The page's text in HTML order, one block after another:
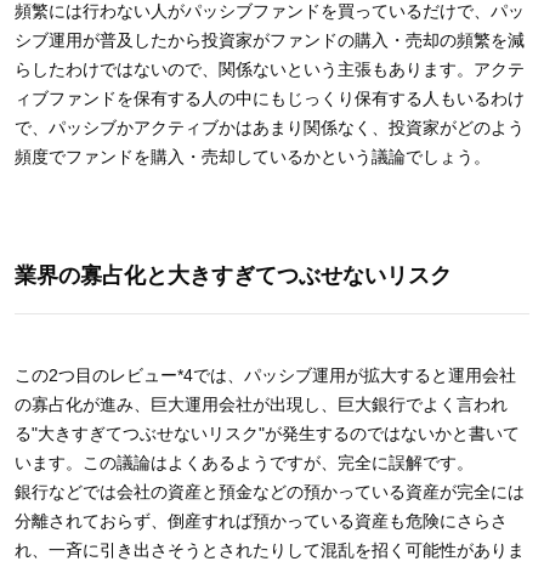
頻繁には行わない人がパッシブファンドを買っているだけで、パッ
シブ運用が普及したから投資家がファンドの購入・売却の頻繁を減
らしたわけではないので、関係ないという主張もあります。アクテ
ィブファンドを保有する人の中にもじっくり保有する人もいるわけ
で、パッシブかアクティブかはあまり関係なく、投資家がどのよう
頻度でファンドを購入・売却しているかという議論でしょう。
業界の寡占化と大きすぎてつぶせないリスク
この2つ目のレビュー*4では、パッシブ運用が拡大すると運用会社
の寡占化が進み、巨大運用会社が出現し、巨大銀行でよく言われ
る"大きすぎてつぶせないリスク"が発生するのではないかと書いて
います。この議論はよくあるようですが、完全に誤解です。
銀行などでは会社の資産と預金などの預かっている資産が完全には
分離されておらず、倒産すれば預かっている資産も危険にさらさ
れ、一斉に引き出さそうとされたりして混乱を招く可能性がありま